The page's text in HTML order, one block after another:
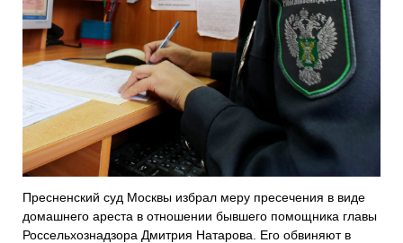
Пресненский суд Москвы избрал меру пресечения в виде
домашнего ареста в отношении бывшего помощника главы
Россельхознадзора Дмитрия Натарова. Его обвиняют в